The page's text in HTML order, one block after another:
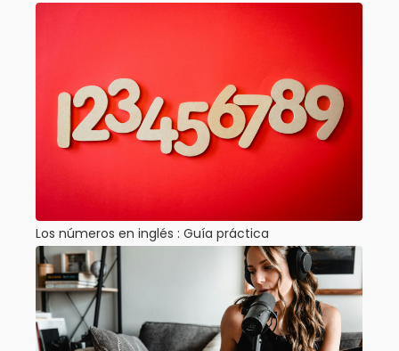
Los números en inglés : Guía práctica